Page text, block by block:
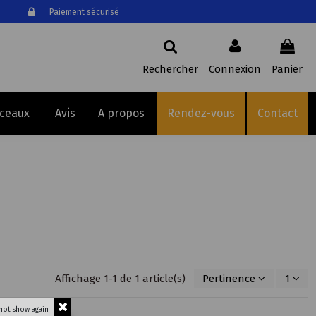
Paiement sécurisé
Rechercher Connexion Panier
Contact
Rendez-vous
A propos
Avis
Affichage 1-1 de 1 article(s) Pertinence 1
show again.